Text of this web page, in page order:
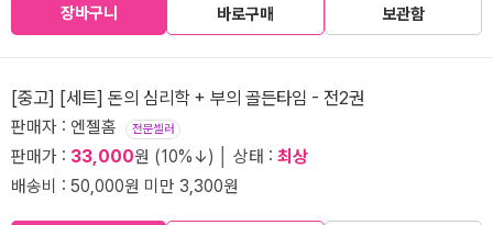
장바구니 바로구매 보관함
[중고] [세트] 돈의 심리학 + 부의 골든타임 - 전2권
판매자 : 엔젤홈 전문셀러
판매가 : 33,000원 (10%↓) │ 상태 : 최상
배송비 : 50,000원 미만 3,300원